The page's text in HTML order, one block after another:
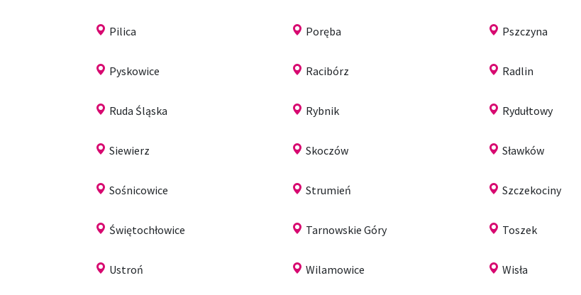
Pilica Poręba Pszczyna
Pyskowice Racibórz Radlin
Ruda Śląska Rybnik Rydułtowy
Siewierz Skoczów Sławków
Sośnicowice Strumień Szczekociny
Świętochłowice Tarnowskie Góry Toszek
Ustroń Wilamowice Wisła